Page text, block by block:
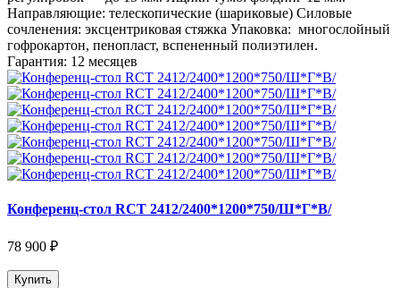
Направляющие: телескопические (шариковые) Силовые
сочленения: эксцентриковая стяжка Упаковка: многослойный
гофрокартон, пенопласт, вспененный полиэтилен.
Гарантия: 12 месяцев
Конференц-стол RCT 2412/2400*1200*750/Ш*Г*В/
78 900 ₽
Купить